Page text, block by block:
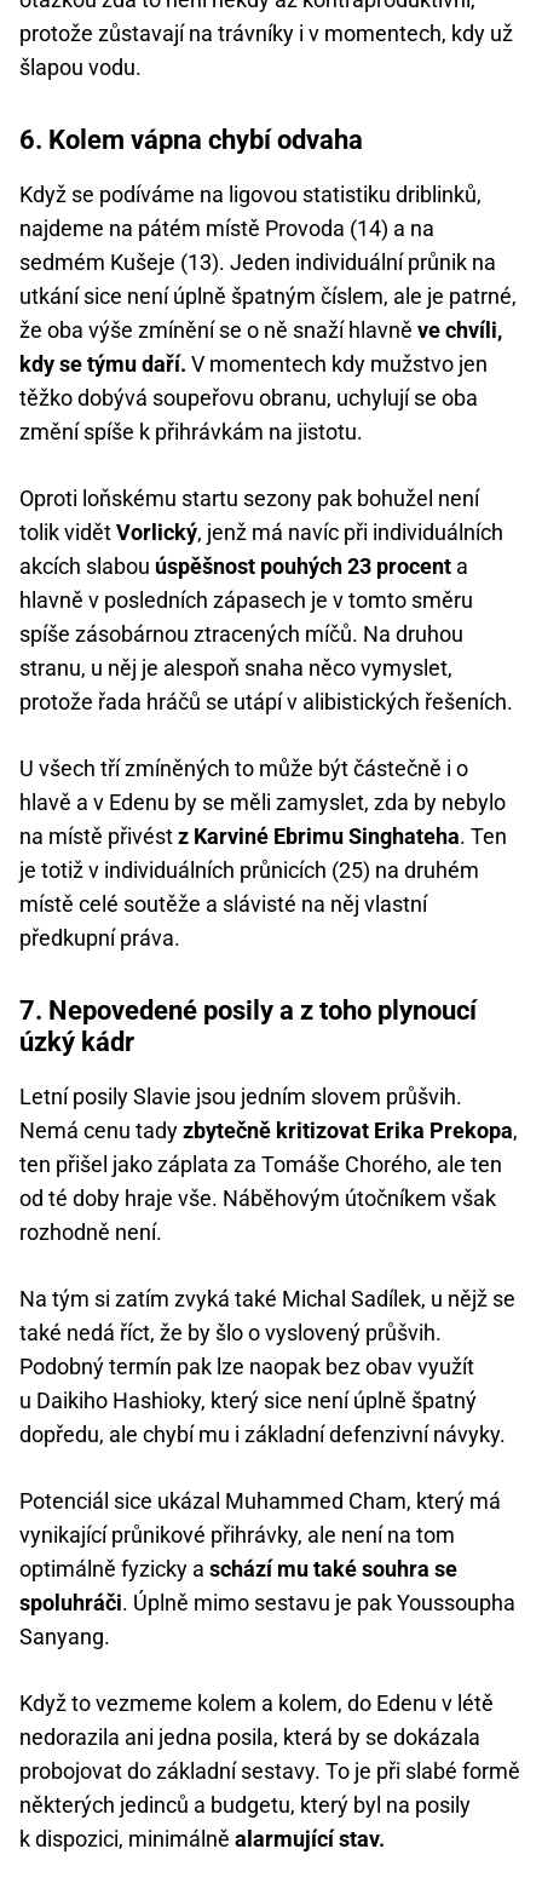
protože zůstavají na trávníky i v momentech, kdy už
šlapou vodu.
6. Kolem vápna chybí odvaha
Když se podíváme na ligovou statistiku driblinků,
najdeme na pátém místě Provoda (14) a na
sedmém Kušeje (13). Jeden individuální průnik na
utkání sice není úplně špatným číslem, ale je patrné,
že oba výše zmínění se o ně snaží hlavně ve chvíli,
kdy se týmu daří. V momentech kdy mužstvo jen
těžko dobývá soupeřovu obranu, uchylují se oba
změní spíše k přihrávkám na jistotu.
Oproti loňskému startu sezony pak bohužel není
tolik vidětVorlický, jenž má navíc při individuálních
akcích slabou úspěšnost pouhých 23 procent a
hlavně v posledních zápasech je v tomto směru
spíše zásobárnou ztracených míčů. Na druhou
stranu, u něj je alespoň snaha něco vymyslet,
protože řada hráčů se utápí v alibistických řešeních.
U všech tří zmíněných to může být částečně i o
hlavě a v Edenu by se měli zamyslet, zda by nebylo
na místě přivéstz Karviné Ebrimu Singhateha. Ten
je totiž v individuálních průnicích (25) na druhém
místě celé soutěže a slávisté na něj vlastní
předkupní práva.
7. Nepovedené posily a z toho plynoucí
úzký kádr
Letní posily Slavie jsou jedním slovem průšvih.
Nemá cenu tadyzbytečně kritizovat Erika Prekopa,
ten přišel jako záplata za Tomáše Chorého, ale ten
od té doby hraje vše. Náběhovým útočníkem však
rozhodně není.
Na tým si zatím zvyká také Michal Sadílek, u nějž se
také nedá říct, že by šlo o vyslovený průšvih.
Podobný termín pak lze naopak bez obav využít
u Daikiho Hashioky, který sice není úplně špatný
dopředu, ale chybí mu i základní defenzivní návyky.
Potenciál sice ukázal Muhammed Cham, který má
vynikající průnikové přihrávky, ale není na tom
optimálně fyzicky a schází mu také souhra se
spoluhráči. Úplně mimo sestavu je pak Youssoupha
Sanyang.
Když to vezmeme kolem a kolem, do Edenu v létě
nedorazila ani jedna posila, která by se dokázala
probojovat do základní sestavy. To je při slabé formě
některých jedinců a budgetu, který byl na posily
k dispozici, minimálně alarmující stav.